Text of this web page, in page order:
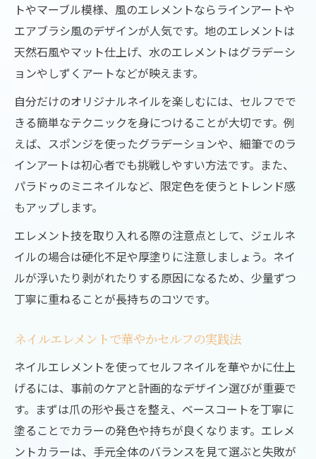
トやマーブル模様、風のエレメントならラインアートや
エアブラシ風のデザインが人気です。地のエレメントは
天然石風やマット仕上げ、水のエレメントはグラデーシ
ョンやしずくアートなどが映えます。
自分だけのオリジナルネイルを楽しむには、セルフでで
きる簡単なテクニックを身につけることが大切です。例
えば、スポンジを使ったグラデーションや、細筆でのラ
インアートは初心者でも挑戦しやすい方法です。また、
パラドゥのミニネイルなど、限定色を使うとトレンド感
もアップします。
エレメント技を取り入れる際の注意点として、ジェルネ
イルの場合は硬化不足や厚塗りに注意しましょう。ネイ
ルが浮いたり剥がれたりする原因になるため、少量ずつ
丁寧に重ねることが長持ちのコツです。
ネイルエレメントで華やかセルフの実践法
ネイルエレメントを使ってセルフネイルを華やかに仕上
げるには、事前のケアと計画的なデザイン選びが重要で
す。まずは爪の形や長さを整え、ベースコートを丁寧に
塗ることでカラーの発色や持ちが良くなります。エレメ
ントカラーは、手元全体のバランスを見て選ぶと失敗が